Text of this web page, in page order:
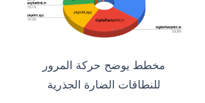
مخطط يوضح حركة المرور
للنطاقات الضارة الجذرية